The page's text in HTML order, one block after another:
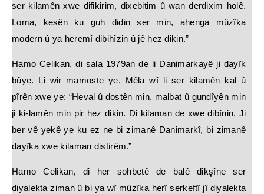
ser kilamên xwe difikirim, dixebitim û wan derdixim holê.
Loma, kesên ku guh didin ser min, ahenga mûzîka
modern û ya heremî dibihîzin û jê hez dikin.”
Hamo Celikan, di sala 1979an de li Danimarkayê ji dayîk
bûye. Li wir mamoste ye. Mêla wî li ser kilamên kal û
pîrên xwe ye: “Heval û dostên min, malbat û gundîyên min
ji ki-lamên min pir hez dikin. Di kilaman de xwe dibînin. Ji
ber vê yekê ye ku ez ne bi zimanê Danimarkî, bi zimanê
dayîka xwe kilaman distirêm.”
Hamo Celikan, di her sohbetê de balê dikşîne ser
diyalekta ziman û bi ya wî mûzîka herî serkeftî jî diyalekta